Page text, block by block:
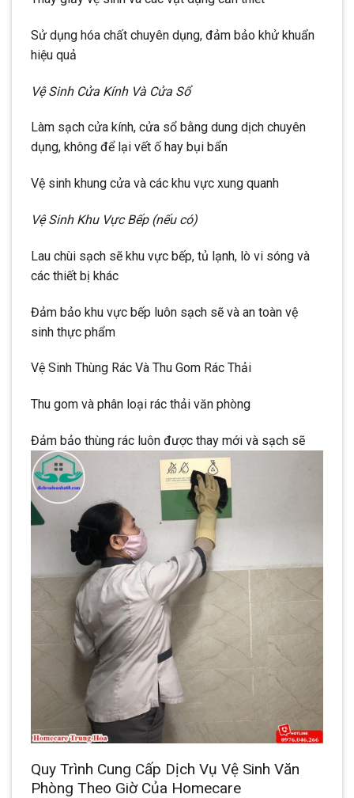
Sử dụng hóa chất chuyên dụng, đảm bảo khử khuẩn
hiệu quả
Vệ Sinh Cửa Kính Và Cửa Sổ
Làm sạch cửa kính, cửa sổ bằng dung dịch chuyên
dụng, không để lại vết ố hay bụi bẩn
Vệ sinh khung cửa và các khu vực xung quanh
Vệ Sinh Khu Vực Bếp (nếu có)
Lau chùi sạch sẽ khu vực bếp, tủ lạnh, lò vi sóng và
các thiết bị khác
Đảm bảo khu vực bếp luôn sạch sẽ và an toàn vệ
sinh thực phẩm
Vệ Sinh Thùng Rác Và Thu Gom Rác Thải
Thu gom và phân loại rác thải văn phòng
Đảm bảo thùng rác luôn được thay mới và sạch sẽ
Quy Trình Cung Cấp Dịch Vụ Vệ Sinh Văn
Phòng Theo Giờ Của Homecare